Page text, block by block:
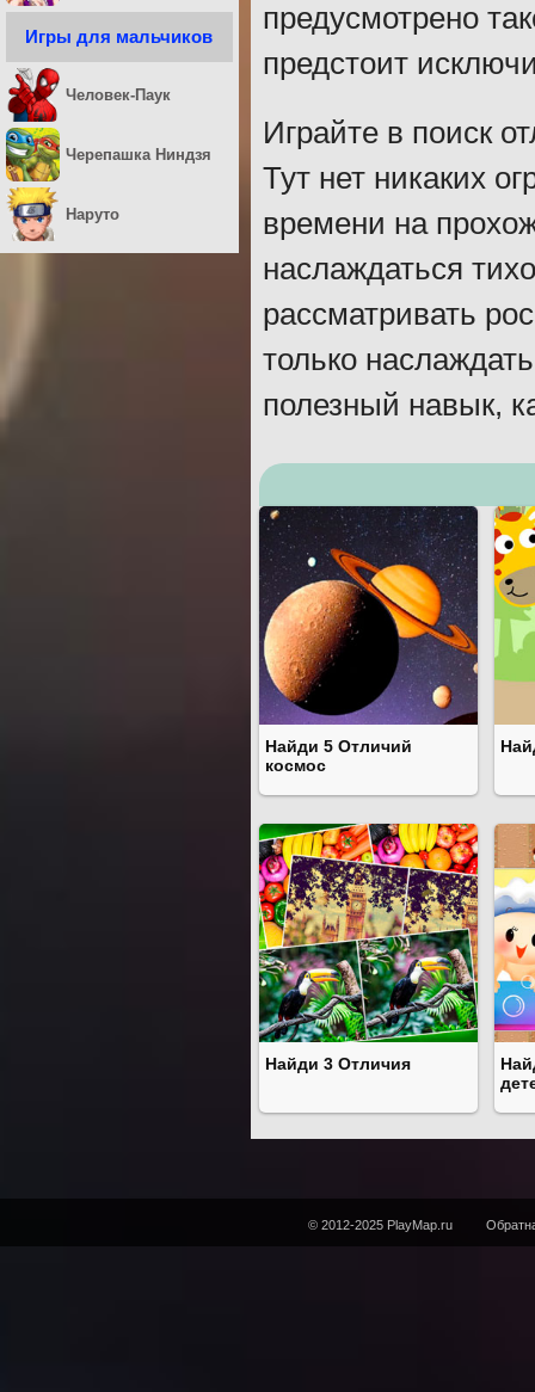
предусмотрено
предстоит
Играйте в поиск
Тут нет никаких
времени на
наслаждаться
рассматривать
только
полезный навык,
Найди 5 Отличий
космос
Найди 3 Отличия
Игры для мальчиков
Человек-Паук
Черепашка Ниндзя
Наруто
© 2012-2025 PlayMap.ru